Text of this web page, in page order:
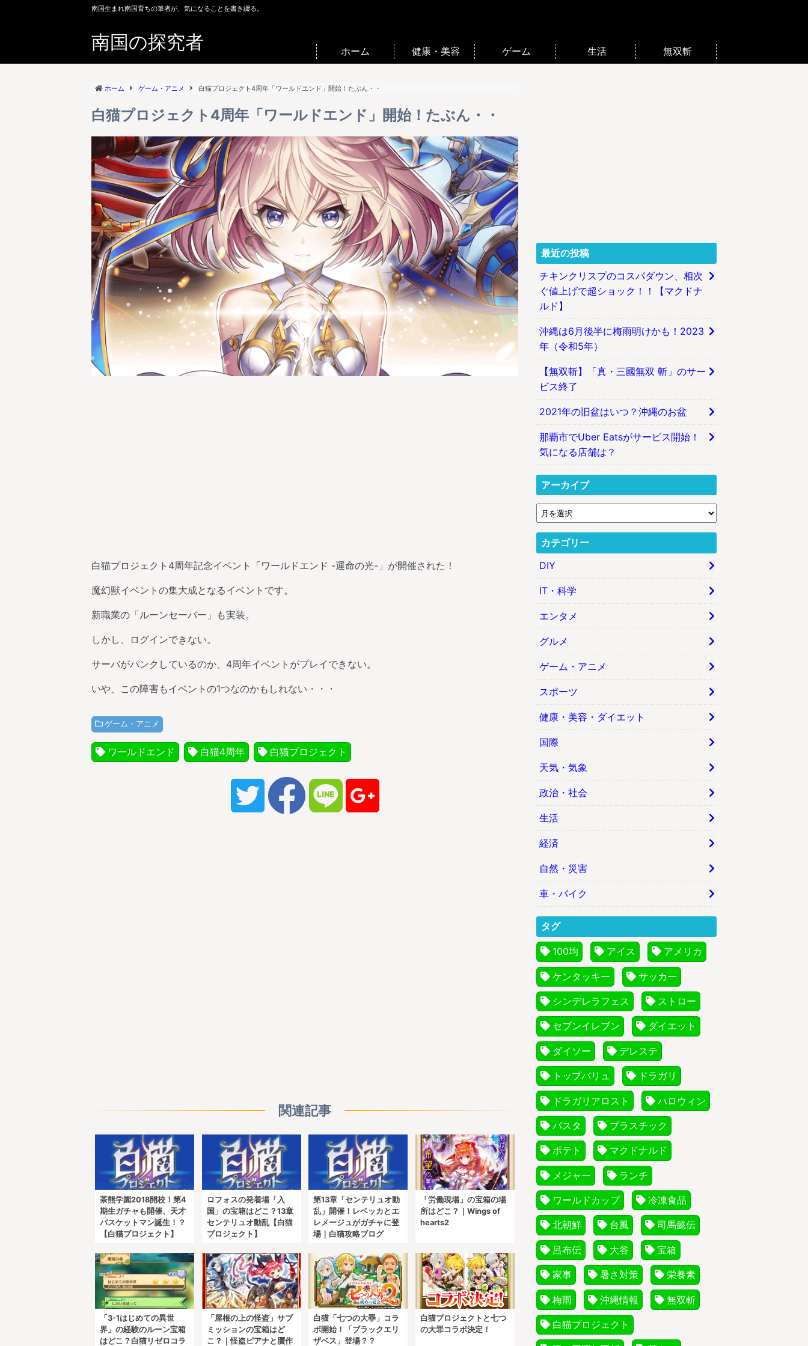
南国生まれ南国育ちの筆者が、気になることを書き綴る。
南国の探究者 ホーム 健康・美容 ゲーム 生活 無双斬
ホーム ゲーム・アニメ 白猫プロジェクト4周年「ワールドエンド」開始！たぶん・・
白猫プロジェクト4周年「ワールドエンド」開始！たぶん・・
白猫プロジェクト4周年記念イベント「ワールドエンド -運命の光-」が開催された！
魔幻獣イベントの集大成となるイベントです。
新職業の「ルーンセーバー」も実装。
しかし、ログインできない。
サーバがパンクしているのか、4周年イベントがプレイできない。
いや、この障害もイベントの1つなのかもしれない・・・
ゲーム・アニメ
ワールドエンド 白猫4周年 白猫プロジェクト
関連記事
茶熊学園2018開校！第4
期生ガチャも開催、天才
バスケットマン誕生！？
【白猫プロジェクト】
ロフォスの発着場「入
国」の宝箱はどこ？13章
センテリュオ動乱【白猫
プロジェクト】
第13章「センテリュオ動
乱」開催！レベッカとエ
レメージュがガチャに登
場｜白猫攻略ブログ
「労働現場」の宝箱の場
所はどこ？｜Wings of
hearts2
「3-1はじめての異世
界」の経験のルーン宝箱
はどこ？白猫リゼロコラ
「屋根の上の怪盗」サブ
ミッションの宝箱はど
こ？｜怪盗ピアナと贋作
白猫「七つの大罪」コラ
ボ開始！「ブラックエリ
ザベス」登場？？
白猫プロジェクトと七つ
の大罪コラボ決定！
最近の投稿
チキンクリスプのコスパダウン、相次
ぐ値上げで超ショック！！【マクドナ
ルド】
沖縄は6月後半に梅雨明けかも！2023
年（令和5年）
【無双斬】「真・三國無双 斬」のサー
ビス終了
2021年の旧盆はいつ？沖縄のお盆
那覇市でUber Eatsがサービス開始！
気になる店舗は？
アーカイブ
カテゴリー
DIY
IT・科学
エンタメ
グルメ
ゲーム・アニメ
スポーツ
健康・美容・ダイエット
国際
天気・気象
政治・社会
生活
経済
自然・災害
車・バイク
タグ
100均 アイス アメリカ
ケンタッキー サッカー
シンデレラフェス ストロー
セブンイレブン ダイエット
ダイソー デレステ
トップバリュ ドラガリ
ドラガリアロスト ハロウィン
パスタ プラスチック
ポテト マクドナルド
メジャー ランチ
ワールドカップ 冷凍食品
北朝鮮 台風 司馬懿伝
呂布伝 大谷 宝箱
家事 暑さ対策 栄養素
梅雨 沖縄情報 無双斬
白猫プロジェクト